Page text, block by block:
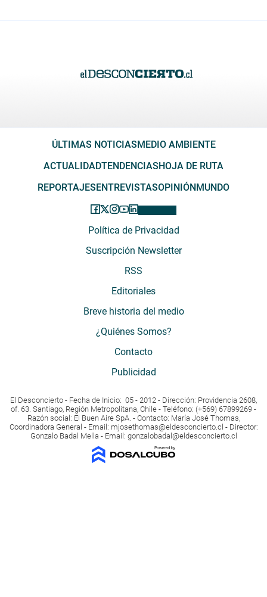
ÚLTIMAS NOTICIASMEDIO AMBIENTE
ACTUALIDADTENDENCIASHOJA DE RUTA
REPORTAJESENTREVISTASOPINIÓNMUNDO
Política de Privacidad
Suscripción Newsletter
RSS
Editoriales
Breve historia del medio
¿Quiénes Somos?
Contacto
Publicidad
El Desconcierto - Fecha de Inicio: 05 - 2012 - Dirección: Providencia 2608,
of. 63. Santiago, Región Metropolitana, Chile - Teléfono: (+569) 67899269 -
Razón social: El Buen Aire SpA. - Contacto: María José Thomas,
Coordinadora General - Email: mjosethomas@eldesconcierto.cl - Director:
Gonzalo Badal Mella - Email: gonzalobadal@eldesconcierto.cl